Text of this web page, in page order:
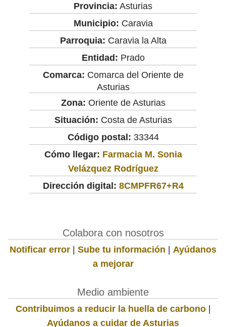
Provincia: Asturias
Municipio: Caravia
Parroquia: Caravia la Alta
Entidad: Prado
Comarca: Comarca del Oriente de
Asturias
Zona: Oriente de Asturias
Situación: Costa de Asturias
Código postal: 33344
Cómo llegar: Farmacia M. Sonia
Velázquez Rodríguez
Dirección digital: 8CMPFR67+R4
Colabora con nosotros
Notificar error | Sube tu información | Ayúdanos
a mejorar
Medio ambiente
Contribuimos a reducir la huella de carbono|
Ayúdanos a cuidar de Asturias